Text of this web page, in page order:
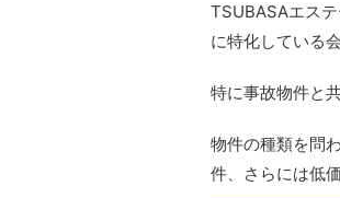
TSUBASAエス
に特化している
特に事故物件と
物件の種類を問
件、さらには低